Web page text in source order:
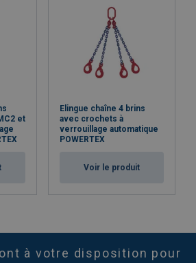
et
Elingue chaîne 4 brins
avec crochets à
verrouillage automatique
POWERTEX
Voir le produit
à votre disposition pour